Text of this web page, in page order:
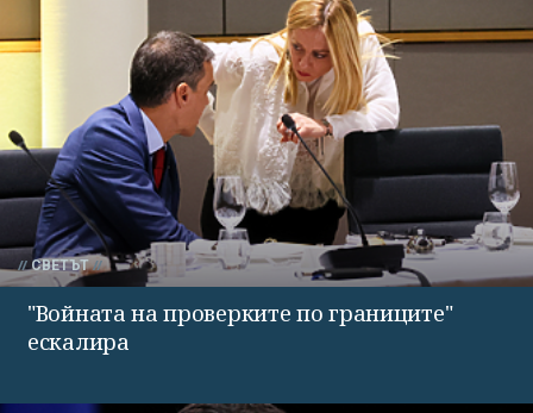
СВЕТЪТ
"Войната на проверките по границите"
ескалира